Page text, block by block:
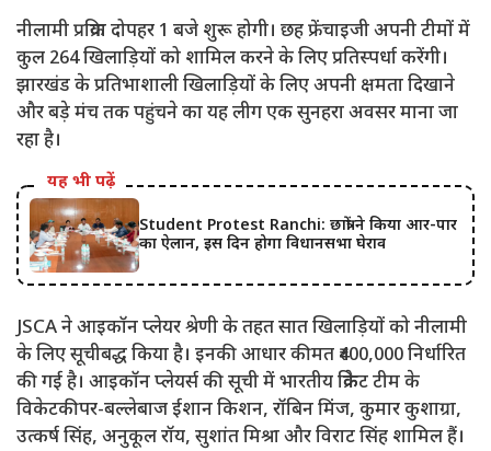
नीलामी प्रक्रिया दोपहर 1 बजे शुरू होगी। छह फ्रेंचाइजी अपनी टीमों में
कुल 264 खिलाड़ियों को शामिल करने के लिए प्रतिस्पर्धा करेंगी।
झारखंड के प्रतिभाशाली खिलाड़ियों के लिए अपनी क्षमता दिखाने
और बड़े मंच तक पहुंचने का यह लीग एक सुनहरा अवसर माना जा
रहा है।
यह भी पढ़ें
Student Protest Ranchi: छात्रों ने किया आर-पार
का ऐलान, इस दिन होगा विधानसभा घेराव
JSCA ने आइकॉन प्लेयर श्रेणी के तहत सात खिलाड़ियों को नीलामी
के लिए सूचीबद्ध किया है। इनकी आधार कीमत ₹400,000 निर्धारित
की गई है। आइकॉन प्लेयर्स की सूची में भारतीय क्रिकेट टीम के
विकेटकीपर-बल्लेबाज ईशान किशन, रॉबिन मिंज, कुमार कुशाग्रा,
उत्कर्ष सिंह, अनुकूल रॉय, सुशांत मिश्रा और विराट सिंह शामिल हैं।